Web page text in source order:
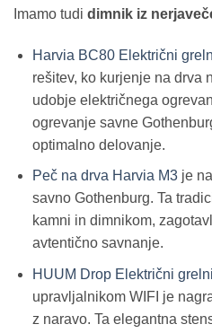
Imamo tudi dimnik iz
Harvia BC80 Električni
rešitev, ko kurjenje na drva
udobje električnega
ogrevanje savne
optimalno delovanje.
Peč na drva Harvia M3je
savno Gothenburg. Ta
kamni in dimnikom,
avtentično savnanje.
HUUM Drop Električni
upravljalnikom WIFI je
z naravo. Ta elegantna